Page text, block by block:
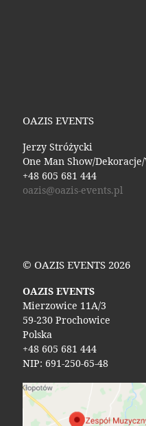
OAZIS EVENTS
Jerzy Stróżycki
One Man Show/
+48 605 681 444
oazis@oazis-events.pl
© OAZIS EVENTS 2026
OAZIS EVENTS
Mierzowice 11A/3
59-230 Prochowice
Polska
+48 605 681 444
NIP: 691-250-65-48